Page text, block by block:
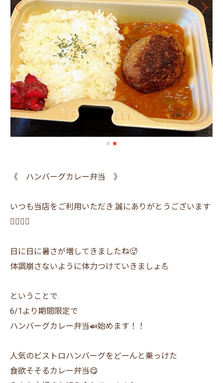
《 ハンバーグカレー弁当 》
いつも当店をご利用いただき.誠にありがとうございます
🙇‍♂️🙇‍♀️
日に日に暑さが増してきましたね🥵
体調崩さないように体力つけていきましょ💪
ということで.
6/1より期間限定で
ハンバーグカレー弁当🍛始めます！！
人気のビストロハンバーグをどーんと乗っけた
食欲そそるカレー弁当😋